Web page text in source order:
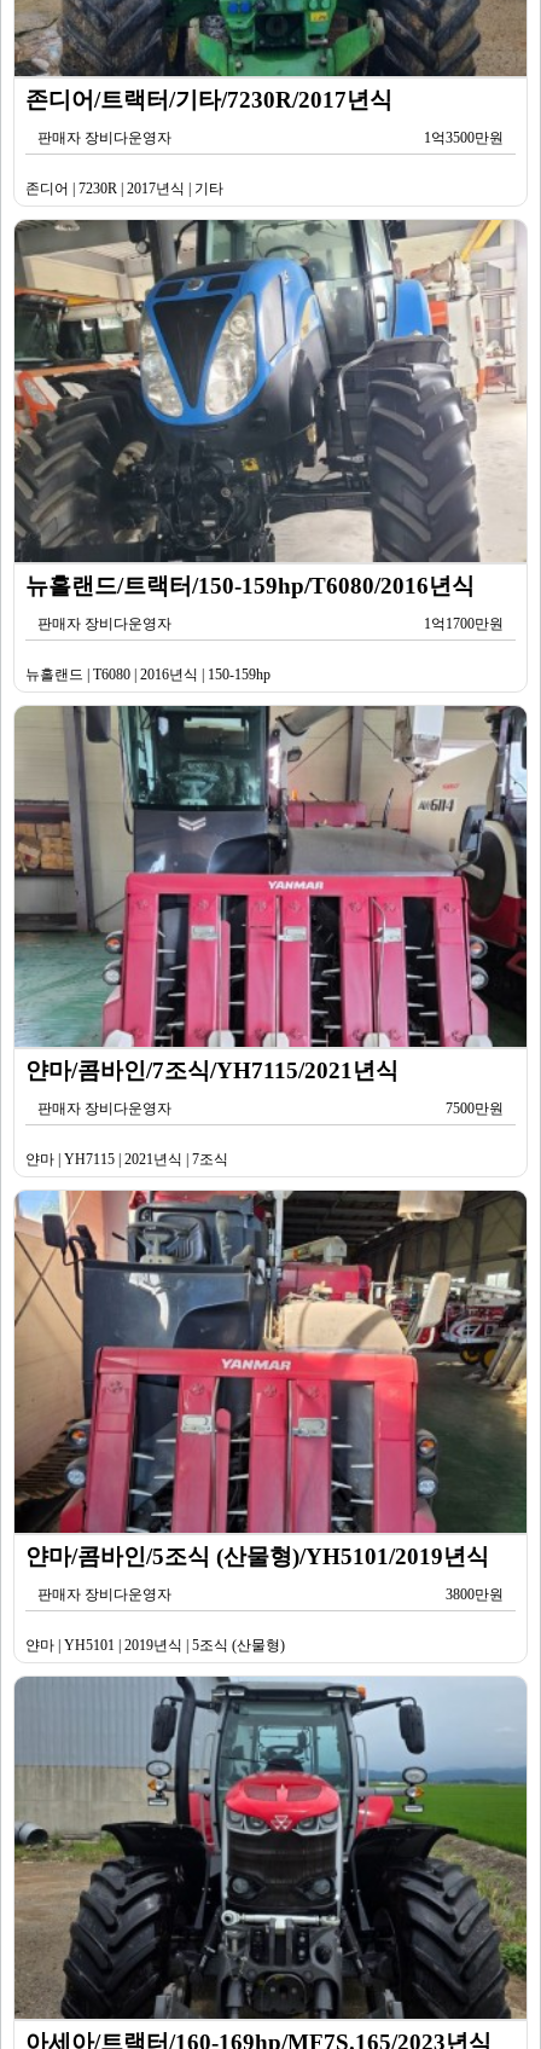
존디어/트랙터/기타/7230R/2017년식
판매자 장비다운영자 1억3500만원
존디어 | 7230R | 2017년식 | 기타
뉴홀랜드/트랙터/150-159hp/T6080/2016년식
판매자 장비다운영자 1억1700만원
뉴홀랜드 | T6080 | 2016년식 | 150-159hp
얀마/콤바인/7조식/YH7115/2021년식
판매자 장비다운영자 7500만원
얀마 | YH7115 | 2021년식 | 7조식
얀마/콤바인/5조식 (산물형)/YH5101/2019년식
판매자 장비다운영자 3800만원
얀마 | YH5101 | 2019년식 | 5조식 (산물형)
아세아/트랙터/160-169hp/MF7S.165/2023년식